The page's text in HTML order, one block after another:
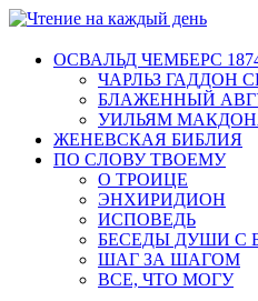
ОСВАЛЬД ЧЕМБЕРС
ЧАРЛЬЗ ГАДДОН
БЛАЖЕННЫЙ
УИЛЬЯМ
ЖЕНЕВСКАЯ БИБЛИЯ
ПО СЛОВУ ТВОЕМУ
О ТРОИЦЕ
ЭНХИРИДИОН
ИСПОВЕДЬ
БЕСЕДЫ ДУШИ С
ШАГ ЗА ШАГОМ
ВСЕ, ЧТО МОГУ